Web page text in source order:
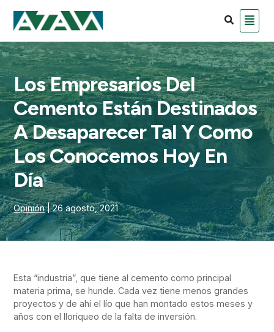
Los Empresarios Del
Cemento Están Destinados
A Desaparecer Tal Y Como
Los Conocemos Hoy En
Día
Opinión| 26 agosto, 2021
Esta “industria”, que tiene al cemento como principal
materia prima, se hunde. Cada vez tiene menos grandes
proyectos y de ahí el lío que han montado estos meses y
años con el lloriqueo de la falta de inversión.